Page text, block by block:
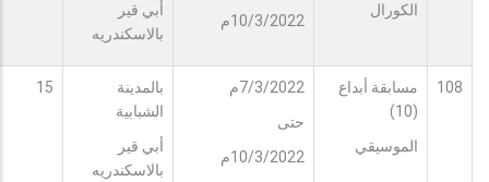
الكورال
10/3/2022م
أبي قير
بالاسكندريه
108
مسابقة أبداع
(10)
الموسيقي
7/3/2022م
حتى
10/3/2022م
بالمدينة
الشبابية
أبي قير
بالاسكندريه
15